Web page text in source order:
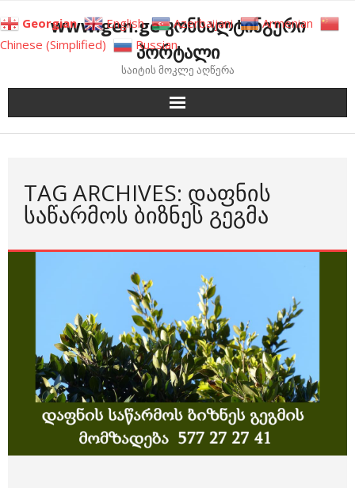
to
content
www.gen.ge კონსალტინგური
პორტალი
საიტის მოკლე აღწერა
TAG ARCHIVES: ᲓᲐᲤᲜᲘᲡ
ᲡᲐᲬᲐᲠᲛᲝᲡ ᲑᲘᲖᲜᲔᲡ ᲒᲔᲒᲛᲐ
Georgian English Azerbaijani
Armenian
Chinese (Simplified)
Russian